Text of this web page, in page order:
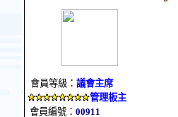
會員等級： 議會主席
管理板主
會員編號： 00911